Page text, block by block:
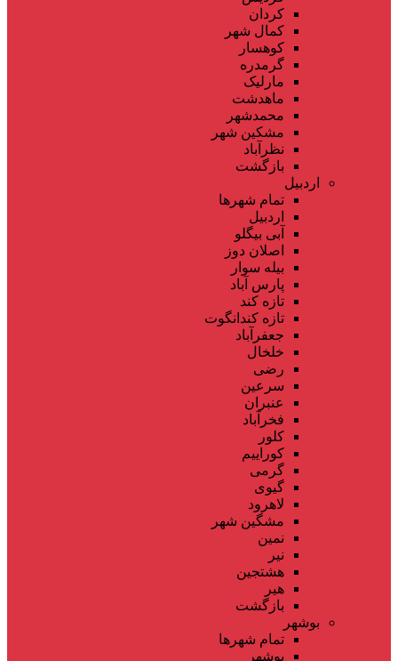
کردان
کمال شهر
کوهسار
گرمدره
مارلیک
ماهدشت
محمدشهر
مشکین شهر
نظرآباد
بازگشت
اردبیل
تمام شهر‌ها
اردبیل
آبی بیگلو
اصلان دوز
بیله سوار
پارس آباد
تازه کند
تازه کندانگوت
جعفرآباد
خلخال
رضی
سرعین
عنبران
فخرآباد
کلور
کوراییم
گرمی
گیوی
لاهرود
مشگین شهر
نمین
نیر
هشتجین
هیر
بازگشت
بوشهر
تمام شهر‌ها
بوشهر